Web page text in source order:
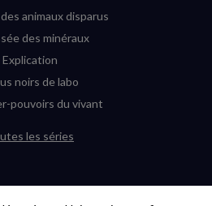
animaux disparus
des minéraux
Explication
noirs de labo
pouvoirs du vivant
les séries